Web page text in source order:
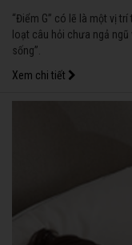
“Điểm G” có lẽ là một vị
loạt câu hỏi chưa ngả
sống”.
Xem chi tiết